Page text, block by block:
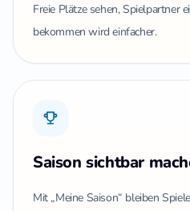
Freie Plätze sehen, Spielpartner
bekommen wird einfacher.
Saison sichtbar
Mit „Meine Saison“ bleiben